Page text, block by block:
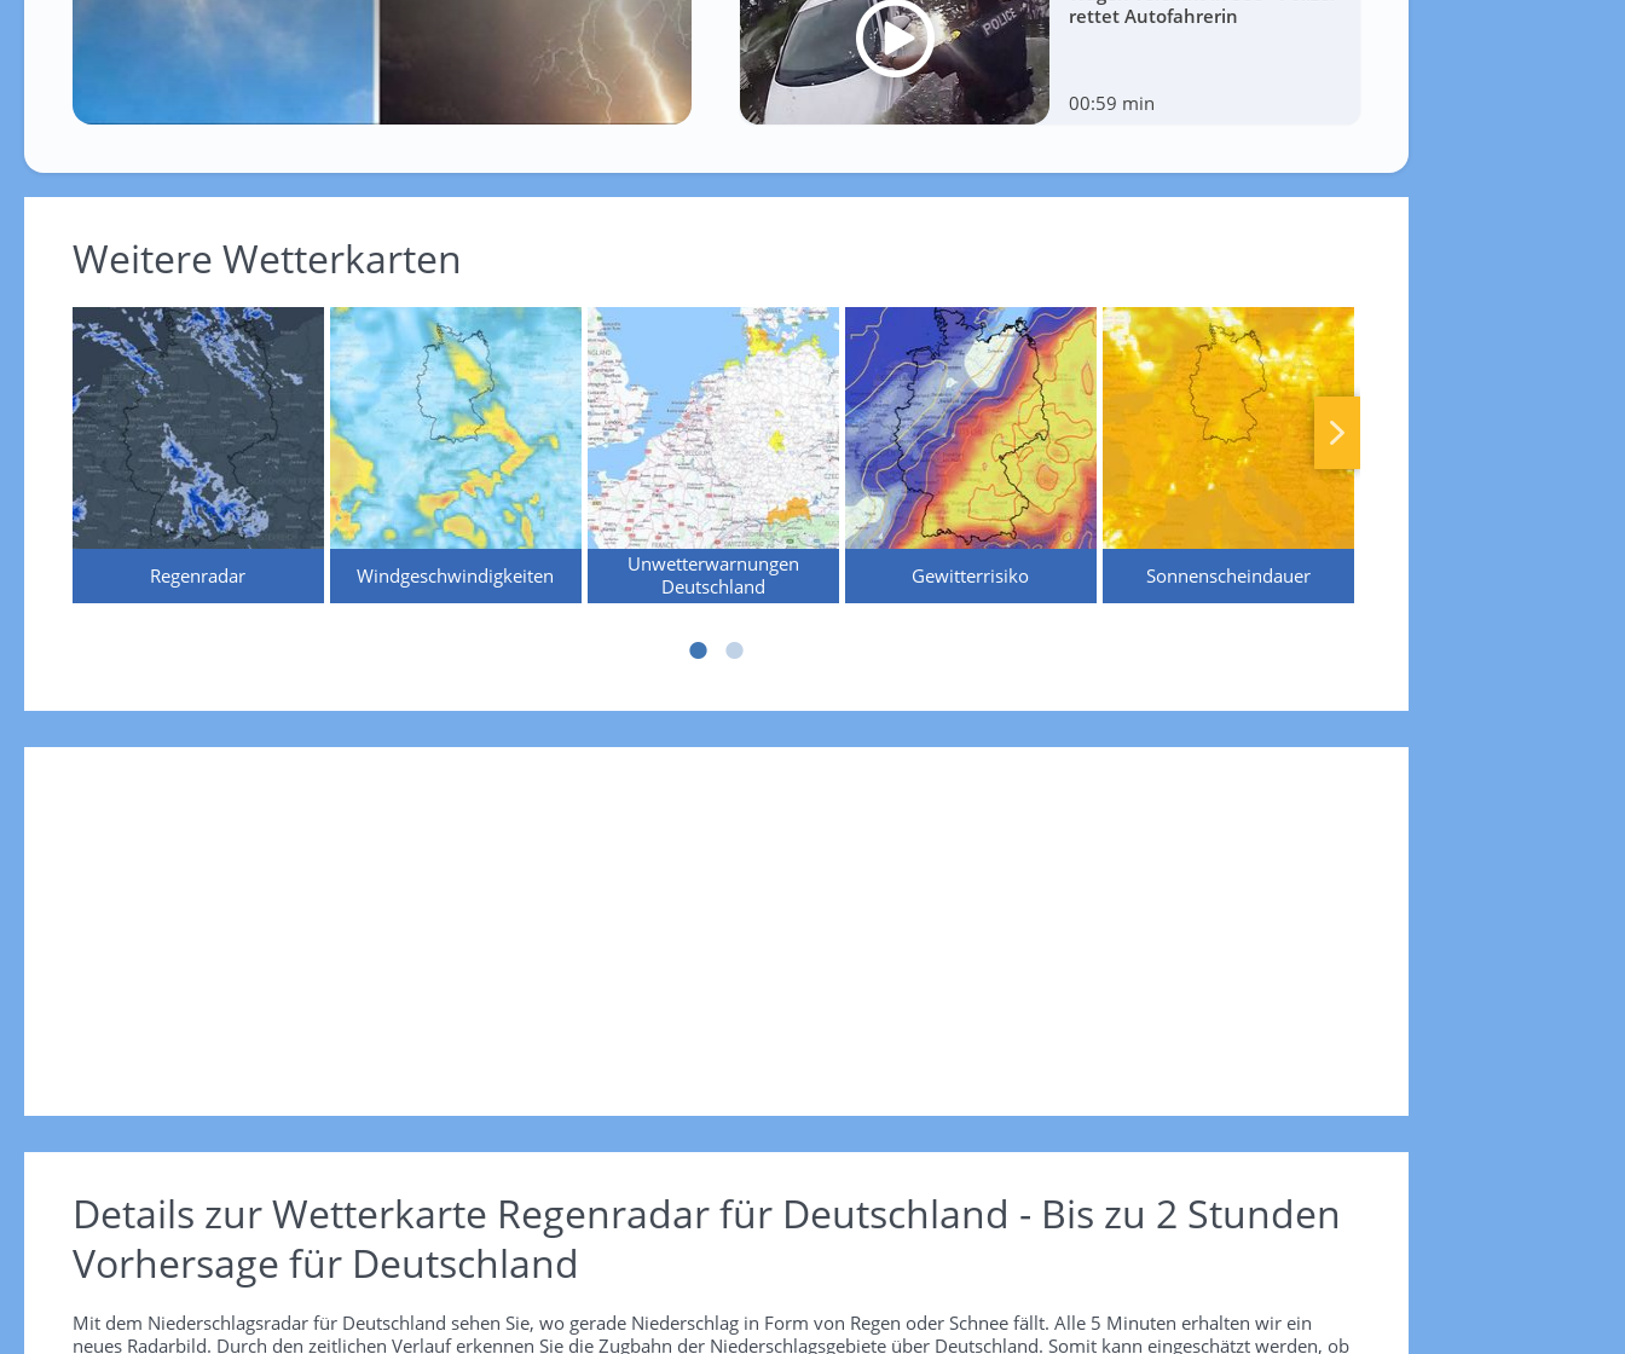
rettet Autofahrerin
00:59 min
Weitere Wetterkarten
Regenradar Windgeschwindigkeiten
Unwetterwarnungen
Deutschland
Gewitterrisiko Sonnenscheindauer
Details zur Wetterkarte Regenradar für Deutschland - Bis zu 2 Stunden
Vorhersage für Deutschland
Mit dem Niederschlagsradar für Deutschland sehen Sie, wo gerade Niederschlag in Form von Regen oder Schnee fällt. Alle 5 Minuten erhalten wir ein
neues Radarbild. Durch den zeitlichen Verlauf erkennen Sie die Zugbahn der Niederschlagsgebiete über Deutschland. Somit kann eingeschätzt werden, ob